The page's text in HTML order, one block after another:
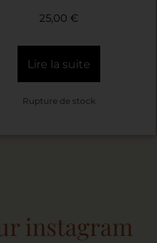
25,00 €
Lire la suite
Rupture de stock
instagram